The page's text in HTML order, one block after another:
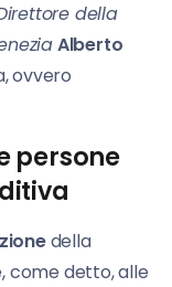
della
Alberto
ovvero
persone
della
come detto, alle